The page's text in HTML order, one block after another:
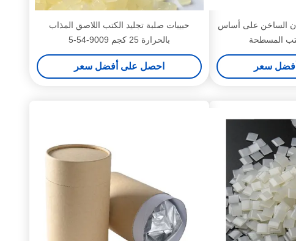
الساخن على أساس
سعر
حبيبات صلبة تجليد الكتب اللاصق المذاب
بالحرارة 25 كجم 9009-54-5
احصل على أفضل سعر